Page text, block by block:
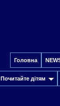
Головна
Почитайте дітям